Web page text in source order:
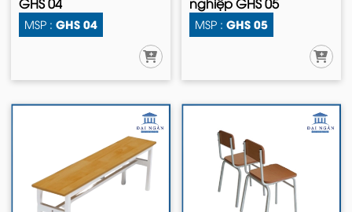
GHS 04
MSP : GHS 04
nghiệp GHS 05
MSP : GHS 05